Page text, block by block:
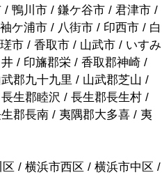
鴨川市 / 鎌ケ谷市 / 君津市 /
ケ浦市 / 八街市 / 印西市 / 白
市 / 香取市 / 山武市 / いすみ
/ 印旛郡栄 / 香取郡神崎 /
郡九十九里 / 山武郡芝山 /
生郡睦沢 / 長生郡長生村 /
郡長南 / 夷隅郡大多喜 / 夷
/ 横浜市西区 / 横浜市中区 /